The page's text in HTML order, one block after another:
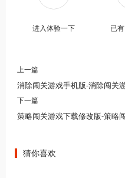
进入体验一下 已有
上一篇
下一篇
猜你喜欢